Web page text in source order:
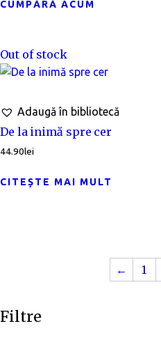
CUMPĂRĂ ACUM
Out of stock
Adaugă în bibliotecă
De la inimă spre cer
44.90lei
CITEȘTE MAI MULT
← 1
Filtre